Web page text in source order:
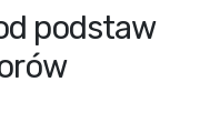
podstaw